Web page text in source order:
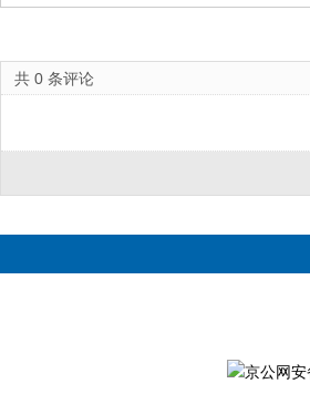
共 0 条评论